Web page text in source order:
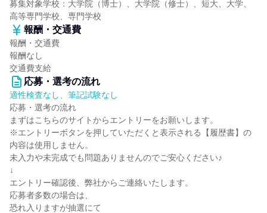
募集対象学校：大学院（博士）、大学院（修士）、短大、大学、
高等専門学校、専門学校
報酬・交通費
報酬・交通費
報酬なし
交通費支給
応募・選考の流れ
適性検査なし、筆記試験なし
応募・選考の流れ
まずはこちらのサイトからエントリーをお願いします。
※エントリーボタンを押していただくと表示される【履歴書】の
内容は使用しません。
未入力や未完成でも問題ありませんのでご安心ください♪
↓
エントリー確認後、弊社からご連絡いたします。
応募者多数の場合は、
恐れ入りますが抽選にて